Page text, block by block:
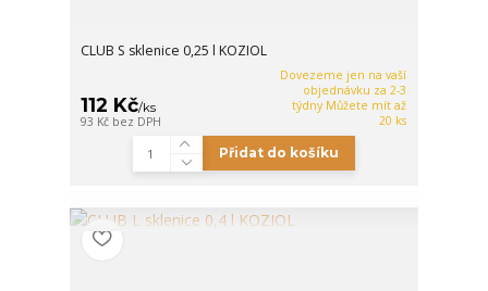
CLUB S sklenice 0,25 l KOZIOL
112 Kč/ks
93 Kč bez DPH
Dovezeme jen na vaší
objednávku za 2-3
týdny Můžete mít až
20 ks
Přidat do košíku